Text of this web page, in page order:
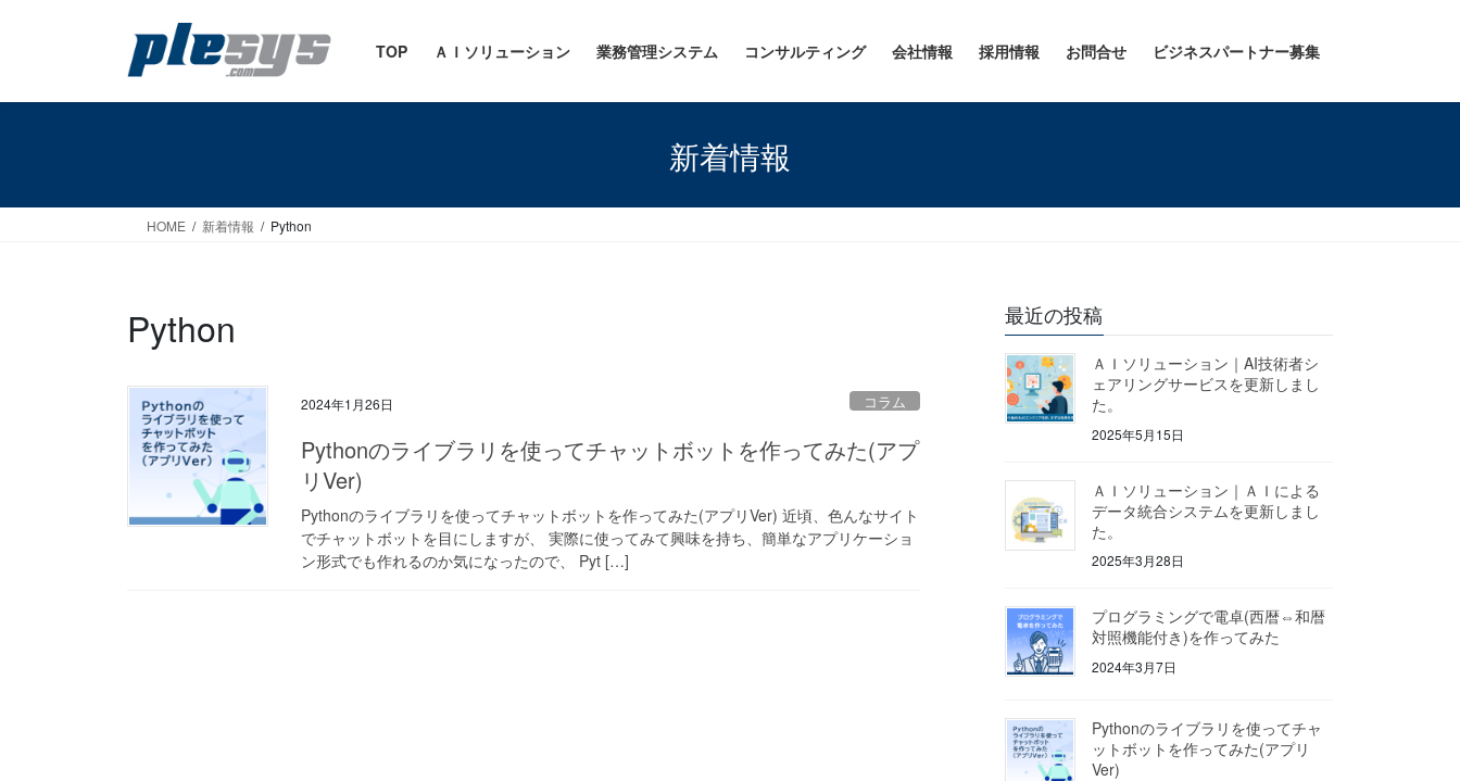
TOP ＡＩソリューション 業務管理システム コンサルティング 会社情報 採用情報 お問合せ ビジネスパートナー募集
新着情報
HOME 新着情報 Python
Python
2024年1月26日 コラム
Pythonのライブラリを使ってチャットボットを作ってみた(アプ
リVer)
Pythonのライブラリを使ってチャットボットを作ってみた(アプリVer) 近頃、色んなサイト
でチャットボットを目にしますが、 実際に使ってみて興味を持ち、簡単なアプリケーショ
ン形式でも作れるのか気になったので、 Pyt […]
最近の投稿
ＡＩソリューション｜AI技術者シ
ェアリングサービスを更新しまし
た。
2025年5月15日
ＡＩソリューション｜ＡＩによる
データ統合システムを更新しまし
た。
2025年3月28日
プログラミングで電卓(西暦⇔和暦
対照機能付き)を作ってみた
2024年3月7日
Pythonのライブラリを使ってチャ
ットボットを作ってみた(アプリ
Ver)